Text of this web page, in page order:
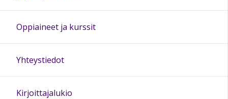
Oppiaineet ja kurssit
Yhteystiedot
Kirjoittajalukio